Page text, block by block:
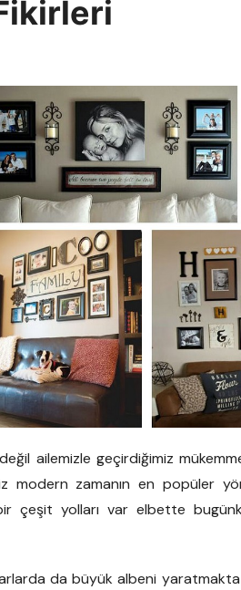
ailemizle geçirdiğimiz
modern zamanın en popüler
çeşit yolları var elbette
da büyük albeni